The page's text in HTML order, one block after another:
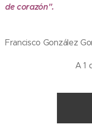
de corazón".
Les saluda,
Francisco González
A 1